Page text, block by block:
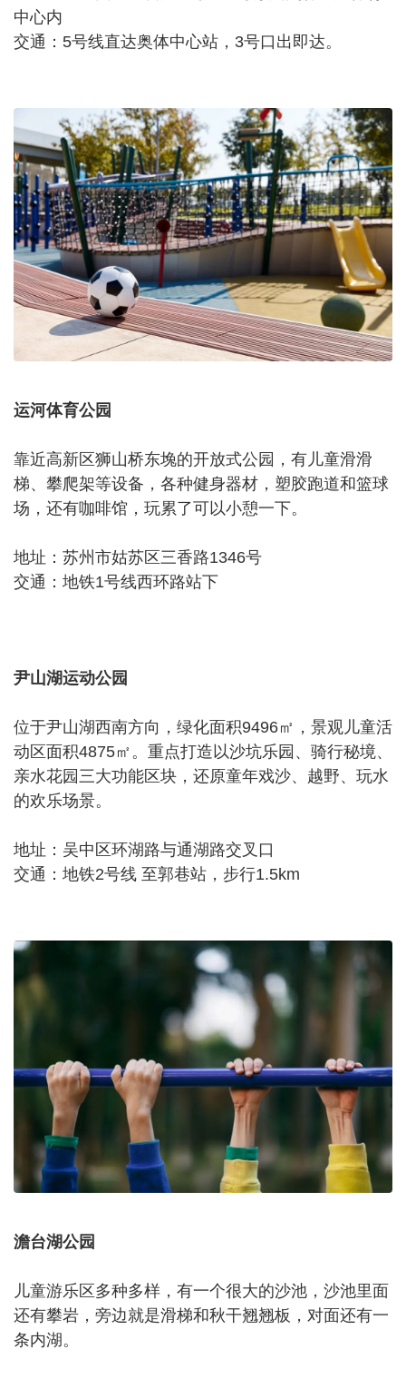
中心内
交通：5号线直达奥体中心站，3号口出即达。
运河体育公园
靠近高新区狮山桥东堍的开放式公园，有儿童滑滑
梯、攀爬架等设备，各种健身器材，塑胶跑道和篮球
场，还有咖啡馆，玩累了可以小憩一下。
地址：苏州市姑苏区三香路1346号
交通：地铁1号线西环路站下
尹山湖运动公园
位于尹山湖西南方向，绿化面积9496㎡，景观儿童活
动区面积4875㎡。重点打造以沙坑乐园、骑行秘境、
亲水花园三大功能区块，还原童年戏沙、越野、玩水
的欢乐场景。
地址：吴中区环湖路与通湖路交叉口
交通：地铁2号线 至郭巷站，步行1.5km
澹台湖公园
儿童游乐区多种多样，有一个很大的沙池，沙池里面
还有攀岩，旁边就是滑梯和秋干翘翘板，对面还有一
条内湖。